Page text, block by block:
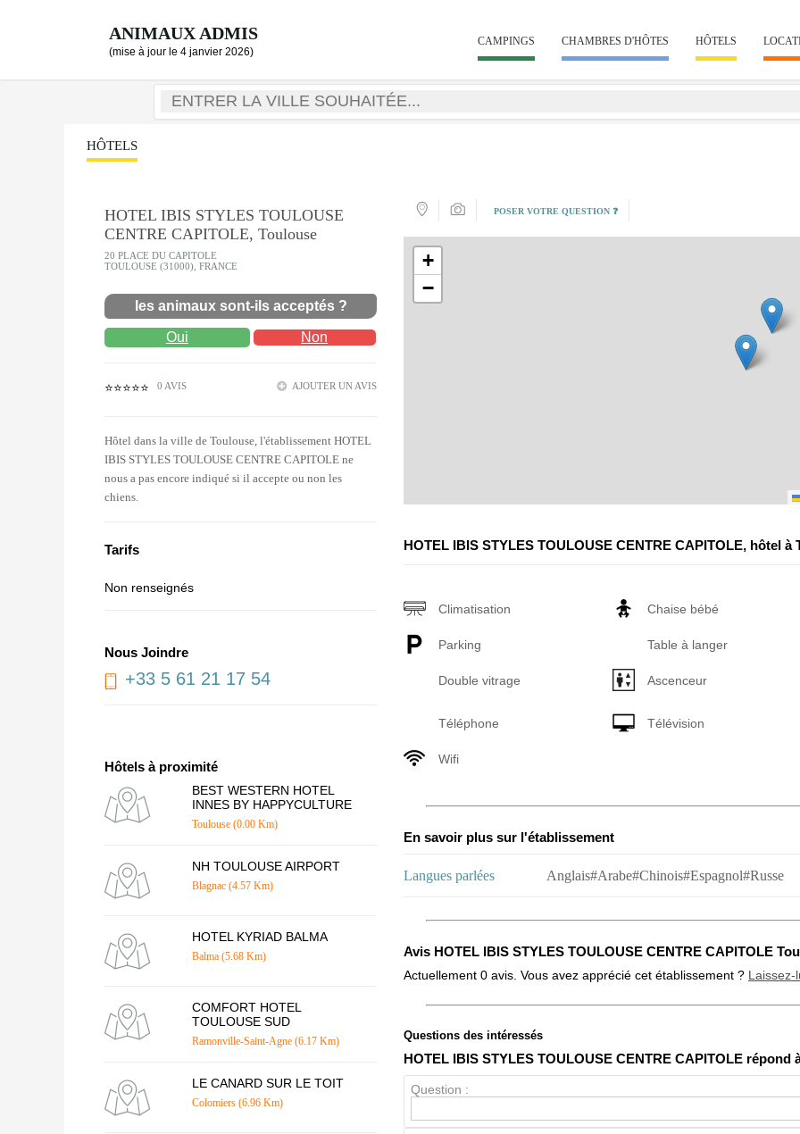
ANIMAUX ADMIS
(mise à jour le 4 janvier 2026)
CAMPINGS CHAMBRES D'HÔTES HÔTELS
HÔTELS
HOTEL IBIS STYLES TOULOUSE
CENTRE CAPITOLE, Toulouse
20 PLACE DU CAPITOLE
TOULOUSE (31000), FRANCE
les animaux sont-ils acceptés ?
Oui Non
⭐⭐⭐⭐⭐ 0 AVIS AJOUTER UN AVIS
Hôtel dans la ville de Toulouse, l'établissement HOTEL
IBIS STYLES TOULOUSE CENTRE CAPITOLE ne
nous a pas encore indiqué si il accepte ou non les
chiens.
Tarifs
Non renseignés
Nous Joindre
+33 5 61 21 17 54
Hôtels à proximité
BEST WESTERN HOTEL
INNES BY HAPPYCULTURE
Toulouse (0.00 Km)
NH TOULOUSE AIRPORT
Blagnac (4.57 Km)
HOTEL KYRIAD BALMA
Balma (5.68 Km)
COMFORT HOTEL
TOULOUSE SUD
Ramonville-Saint-Agne (6.17 Km)
LE CANARD SUR LE TOIT
Colomiers (6.96 Km)
POSER VOTRE QUESTION ❓
+
−
HOTEL IBIS STYLES TOULOUSE CENTRE CAPITOLE, hôtel à
Climatisation Chaise bébé
Parking Table à langer
Double vitrage Ascenceur
Téléphone
Télévision
Wifi
En savoir plus sur l'établissement
Langues parlées Anglais#Arabe#Chinois#Espagnol#Russe
Avis HOTEL IBIS STYLES TOULOUSE CENTRE CAPITOLE
Actuellement 0 avis. Vous avez apprécié cet établissement ? Laissez-
Note globale
Avis Clients
Questions des intéressés
HOTEL IBIS STYLES TOULOUSE CENTRE CAPITOLE répond
Question :